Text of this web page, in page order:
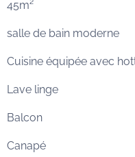
45m²
salle de bain moderne
Cuisine équipée avec
Lave linge
Balcon
Canapé